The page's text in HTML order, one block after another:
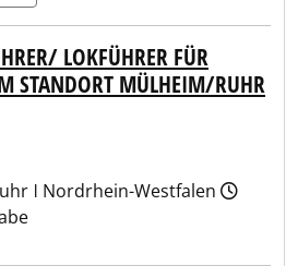
LOKFÜHRER FÜR
STANDORT MÜLHEIM/RUHR
ǀ Nordrhein-Westfalen